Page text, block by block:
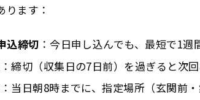
ります：
込締切 ：今日申し込んでも、最短で1
：締切（収集日の7日前）を過ぎると次
：当日朝8時までに、指定場所（玄関前